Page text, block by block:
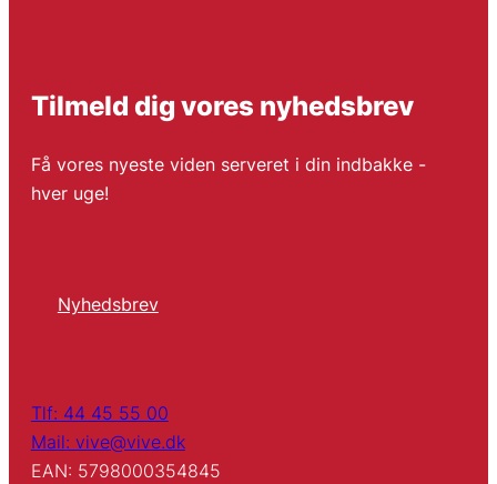
Tilmeld dig vores nyhedsbrev
Få vores nyeste viden serveret i din indbakke -
hver uge!
Nyhedsbrev
Tlf: 44 45 55 00
Mail: vive@vive.dk
EAN: 5798000354845